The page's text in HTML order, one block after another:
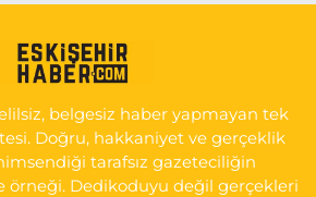
CAD. NO:35 A HAVA HASTANESİ
AİLE SAĞLIĞI MERKEZİ KARŞISI
Yol Tarifi Albelgesiz haber yapmayan tek
Doğru, hakkaniyet ve gerçeklik
tarafsız gazeteciliğin
örneği. Dedikoduyu değil gerçekleri